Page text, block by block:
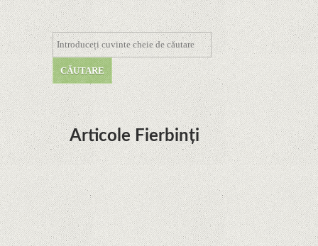
Articole Fierbinți
Dota Anime venind la Netflix în această lună de
la Legenda Korra Studio Mir
Curtea Supremă reglementează în favoarea